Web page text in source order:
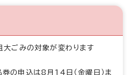
ごみの対象が変わります
券の申込は8月14日（金曜日）ま